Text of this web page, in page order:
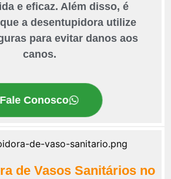
e eficaz. Além disso, é
a desentupidora utilize
para evitar danos aos
canos.
Fale Conosco
de Vasos Sanitários no